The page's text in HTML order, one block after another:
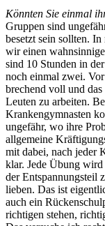
Könnten Sie einmal
Gruppen sind
besetzt sein sollten.
wir einen
sind 10 Stunden in
noch einmal zwei.
brechend voll und
Leuten zu arbeiten.
Krankengymnasten
ungefähr, wo ihre
allgemeine
mit dabei, nach jeder
klar. Jede Übung
der Entspannungsteil
lieben. Das ist
auch ein
richtigen stehen,